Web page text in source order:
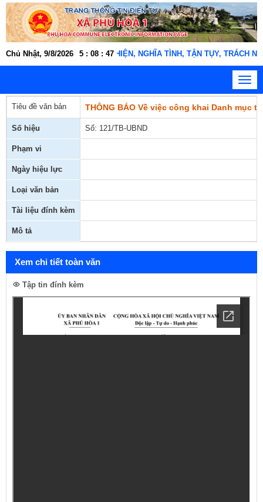
Chủ Nhật, 9/8/2026 5 : 08 : 48
Phú Hòa 1 "THÂN THIỆN, NGHĨA TÌNH, TẬN TỤY, TRÁCH NHIỆM,
Tiêu đề văn bản
THÔNG BÁO Về việc công khai Danh
Số hiệu Số: 121/TB-UBND
Phạm vi
Ngày hiệu lực
Loại văn bản
Tài liệu đính kèm
Mô tả
Xem chi tiết toàn văn
Tập tin đính kèm